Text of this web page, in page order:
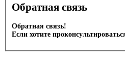
Обратная связь
Обратная связь!
Если хотите